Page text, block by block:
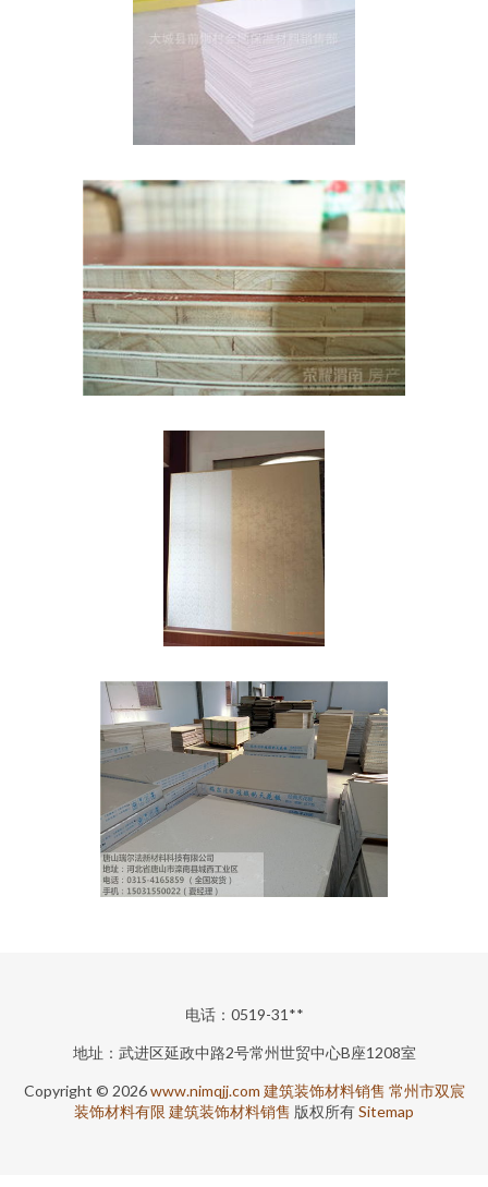
电话：0519-31**
地址：武进区延政中路2号常州世贸中心B座1208室
Copyright © 2026www.nimqjj.com 建筑装饰材料销售 常州市双宸
装饰材料有限 建筑装饰材料销售 版权所有Sitemap